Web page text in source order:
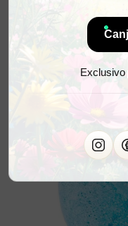
Exclusivo